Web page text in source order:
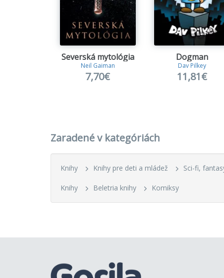
Severská mytológia
Neil Gaiman
7,70€
Dogman
Dav Pilkey
11,81€
Zaradené v kategóriách
Knihy Knihy pre deti a mládež Sci-fi,
Knihy Beletria knihy Komiksy